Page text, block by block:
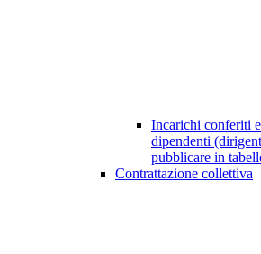
Incarichi conferiti
dipendenti
pubblicare in
Contrattazione collettiva